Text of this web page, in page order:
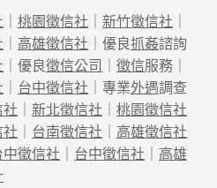
桃園徵信社 新竹徵信社
高雄徵信社 ｜優良抓姦諮詢
｜優良徵信公司 徵信服務｜
台中徵信社 ｜專業外遇調查
新北徵信社
桃園徵信社
台南徵信社
高雄徵信社
中徵信社 台中徵信社
高雄